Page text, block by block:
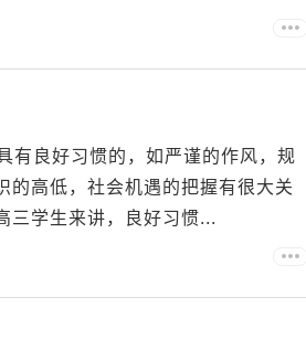
有良好习惯的，如严谨的作风，规
的高低，社会机遇的把握有很大关
三学生来讲，良好习惯...